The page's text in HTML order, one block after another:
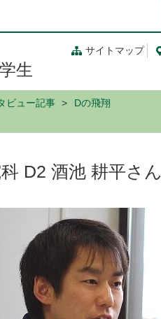
サイトマップ
生
ビュー記事
Dの飛翔
D2 酒池 耕平さん